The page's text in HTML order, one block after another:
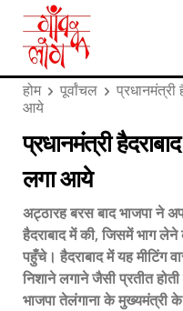
होम पूर्वांचल
प्रधानमंत्री
आये
प्रधानमंत्री
लगा आये
अट्ठारह बरस बाद भाजपा ने
हैदराबाद में की, जिसमें भाग लेने
पहुँचे। हैदराबाद में यह मीटिंग
निशाने लगाने जैसी प्रतीत
भाजपा तेलंगाना के मुख्यमंत्री